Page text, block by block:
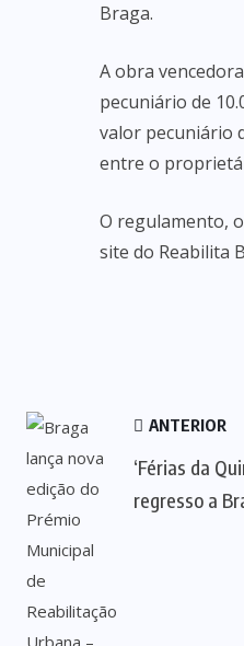
Braga.
A obra
pecuniário de
valor pecuniário
entre o
O regulamento,
site do Reabilita
ANTERIOR
‘Férias da
regresso a